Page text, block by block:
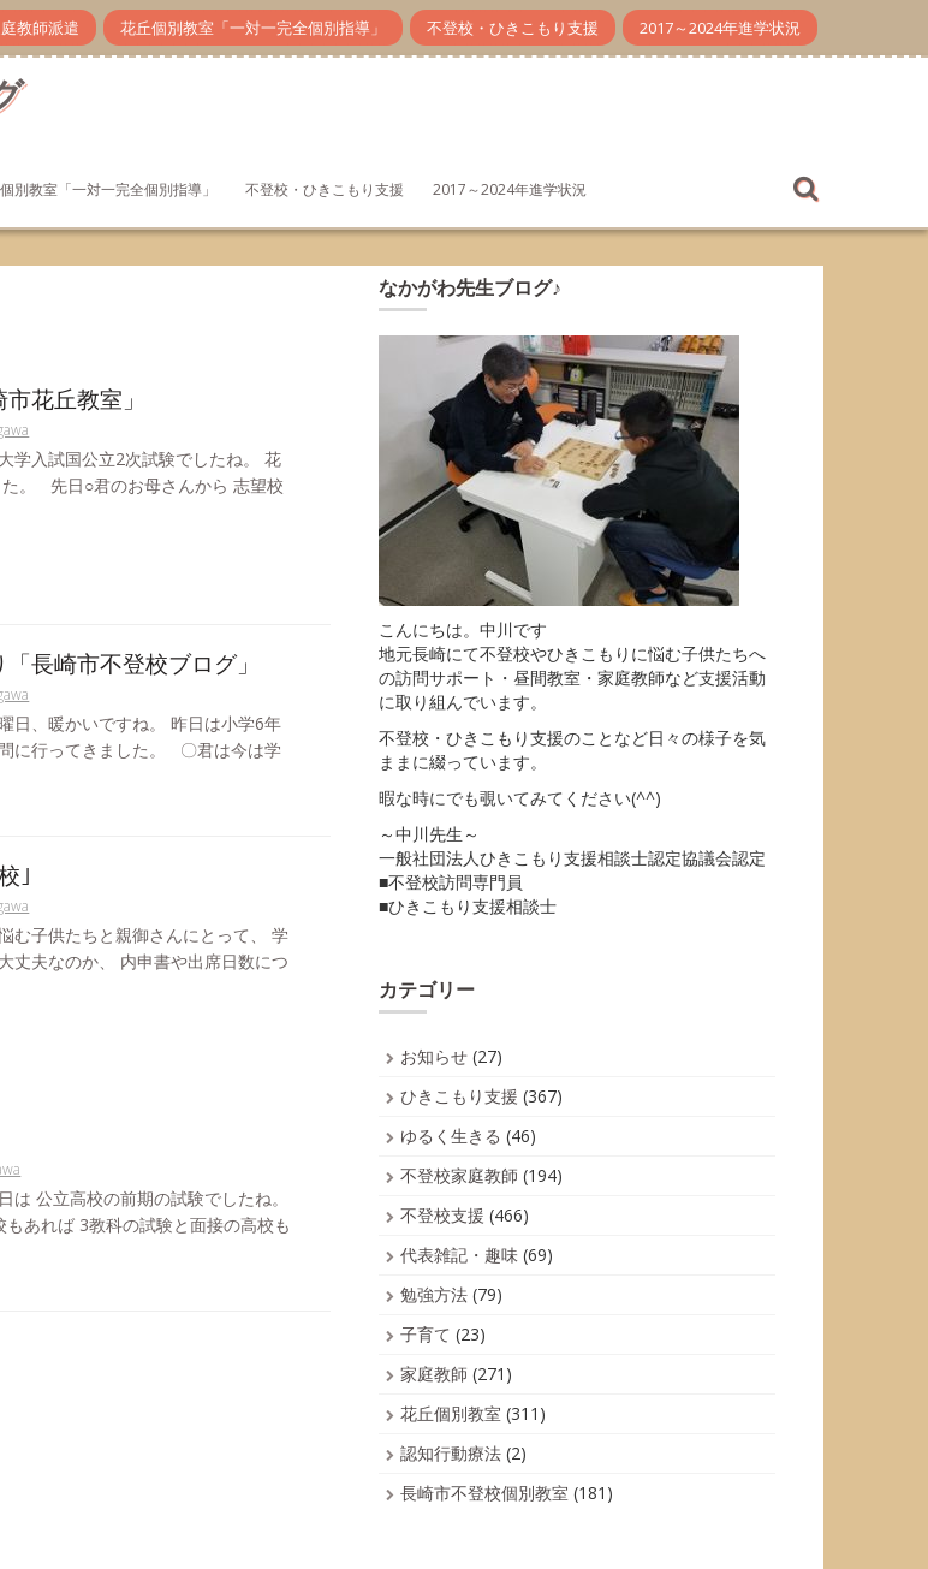
教師派遣 花丘個別教室「一対一完全個別指導」 不登校・ひきこもり支援 2017～2024年進学状況
別教室「一対一完全個別指導」 不登校・ひきこもり支援 2017～2024年進学状況
花丘教室」
学入試国公立2次試験でしたね。 花
。 先日○君のお母さんから 志望校
長崎市不登校ブログ」
日、暖かいですね。 昨日は小学6年
に行ってきました。 〇君は今は学
｣
む子供たちと親御さんにとって、 学
丈夫なのか、 内申書や出席日数につ
は 公立高校の前期の試験でしたね。
あれば 3教科の試験と面接の高校も
なかがわ先生ブログ♪
こんにちは。中川です
地元長崎にて不登校やひきこもりに悩む子供たちへ
の訪問サポート・昼間教室・家庭教師など支援活動
に取り組んでいます。
不登校・ひきこもり支援のことなど日々の様子を気
ままに綴っています。
暇な時にでも覗いてみてください(^^)
～中川先生～
一般社団法人ひきこもり支援相談士認定協議会認定
■不登校訪問専門員
■ひきこもり支援相談士
カテゴリー
お知らせ (27)
ひきこもり支援 (367)
ゆるく生きる (46)
不登校家庭教師 (194)
不登校支援 (466)
代表雑記・趣味 (69)
勉強方法 (79)
子育て (23)
家庭教師 (271)
花丘個別教室 (311)
認知行動療法 (2)
長崎市不登校個別教室 (181)